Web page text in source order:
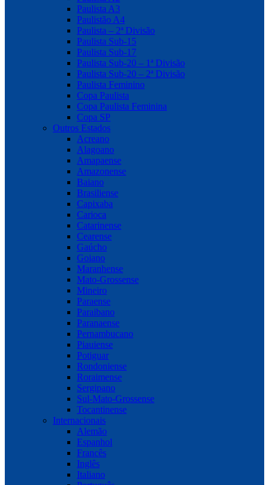
Paulista A3
Paulistão A4
Paulista – 2ª Divisão
Paulista Sub-15
Paulista Sub-17
Paulista Sub-20 – 1ª Divisão
Paulista Sub-20 – 2ª Divisão
Paulista Feminino
Copa Paulista
Copa Paulista Feminina
Copa SP
Outros Estados
Acreano
Alagoano
Amapaense
Amazonense
Baiano
Brasiliense
Capixaba
Carioca
Catarinense
Cearense
Gaúcho
Goiano
Maranhense
Mato-Grossense
Mineiro
Paraense
Paraibano
Paranaense
Pernambucano
Piauiense
Potiguar
Rondoniense
Roraimense
Sergipano
Sul-Mato-Grossense
Tocantinense
Internacionais
Alemão
Espanhol
Francês
Inglês
Italiano